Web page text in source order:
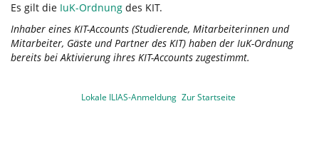
Es gilt die IuK-Ordnung des KIT.
Inhaber eines KIT-Accounts (Studierende, Mitarbeiterinnen und
Mitarbeiter, Gäste und Partner des KIT) haben der IuK-Ordnung
bereits bei Aktivierung ihres KIT-Accounts zugestimmt.
Lokale ILIAS-Anmeldung Zur Startseite